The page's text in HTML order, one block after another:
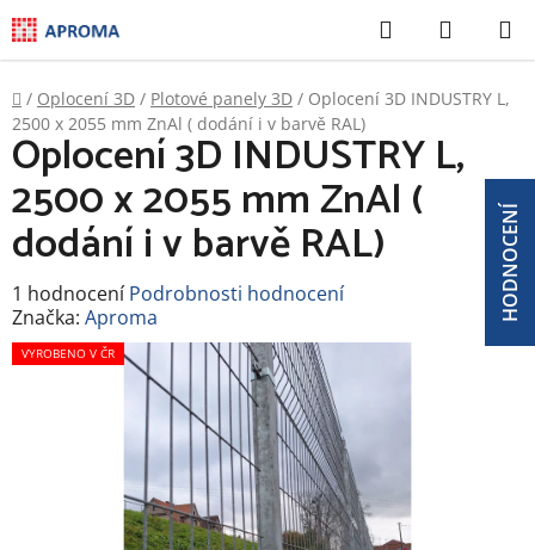
Přejít
na
obsah
Hledat
KOŠÍK
Domů
/ Oplocení 3D / Plotové panely 3D / Oplocení 3D INDUSTRY L,
2500 x 2055 mm ZnAl ( dodání i v barvě RAL)
Oplocení 3D INDUSTRY L,
2500 x 2055 mm ZnAl (
dodání i v barvě RAL)
Průměrné
hodnocení
je
1 hodnocení Podrobnosti hodnocení
Značka: Aproma
VYROBENO V ČR
HODNOCENÍ